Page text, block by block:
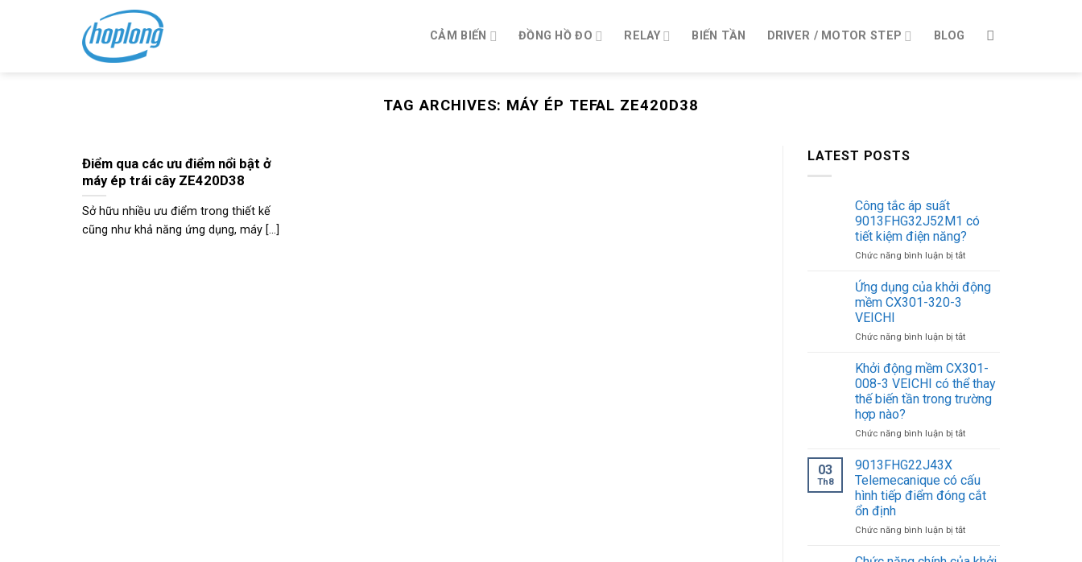
CẢM BIẾN ĐỒNG HỒ ĐO RELAY BIẾN TẦN DRIVER / MOTOR STEP BLOG
TAG ARCHIVES: MÁY ÉP TEFAL ZE420D38
Điểm qua các ưu điểm nổi bật ở
máy ép trái cây ZE420D38
Sở hữu nhiều ưu điểm trong thiết kế
cũng như khả năng ứng dụng, máy [...]
LATEST POSTS
Công tắc áp suất
9013FHG32J52M1 có
tiết kiệm điện năng?
Chức năng bình luận bị tắtở
tắc
áp
có
kiệm
điện
năng?
Ứng dụng của khởi động
mềm CX301-320-3
VEICHI
Chức năng bình luận bị tắtở
dụng
của
khởi
động
CX301-
VEICHI
Khởi động mềm CX301-
008-3 VEICHI có thể thay
thế biến tần trong trường
hợp nào?
Chức năng bình luận bị tắtở
mềm
CX301-
008-
VEICHI
thể
03
Th8
9013FHG22J43X
Telemecanique có cấu
hình tiếp điểm đóng cắt
ổn định
Chức năng bình luận bị tắtở
Telemecanique